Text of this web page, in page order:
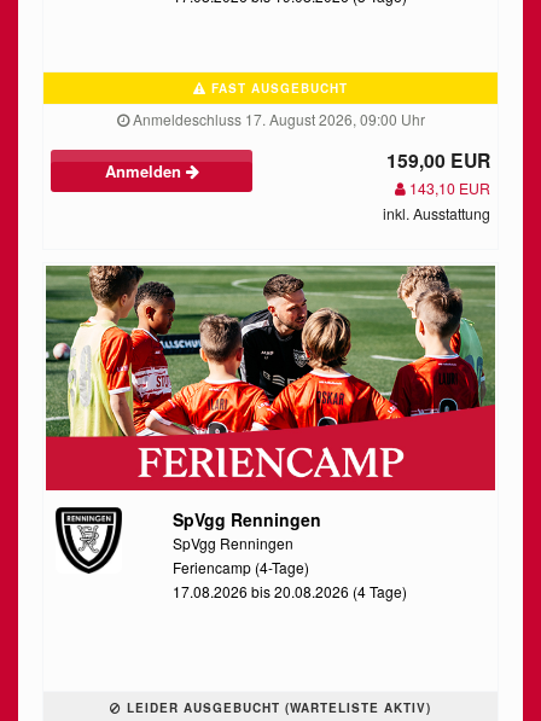
FAST AUSGEBUCHT
Anmeldeschluss 17. August 2026, 09:00 Uhr
Anmelden 159,00 EUR
143,10 EUR
inkl. Ausstattung
SpVgg Renningen
SpVgg Renningen
Feriencamp (4-Tage)
17.08.2026 bis 20.08.2026 (4 Tage)
LEIDER AUSGEBUCHT (WARTELISTE AKTIV)